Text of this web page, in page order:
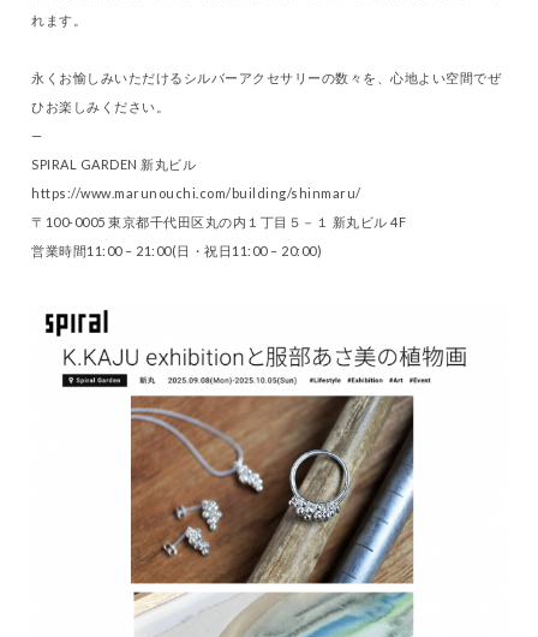
れます。
永くお愉しみいただけるシルバーアクセサリーの数々を、心地よい空間でぜ
ひお楽しみください。
—
SPIRAL GARDEN 新丸ビル
https://www.marunouchi.com/building/shinmaru/
〒100-0005 東京都千代田区丸の内１丁目５－１ 新丸ビル 4F
営業時間11:00 – 21:00(日・祝日11:00 – 20:00)